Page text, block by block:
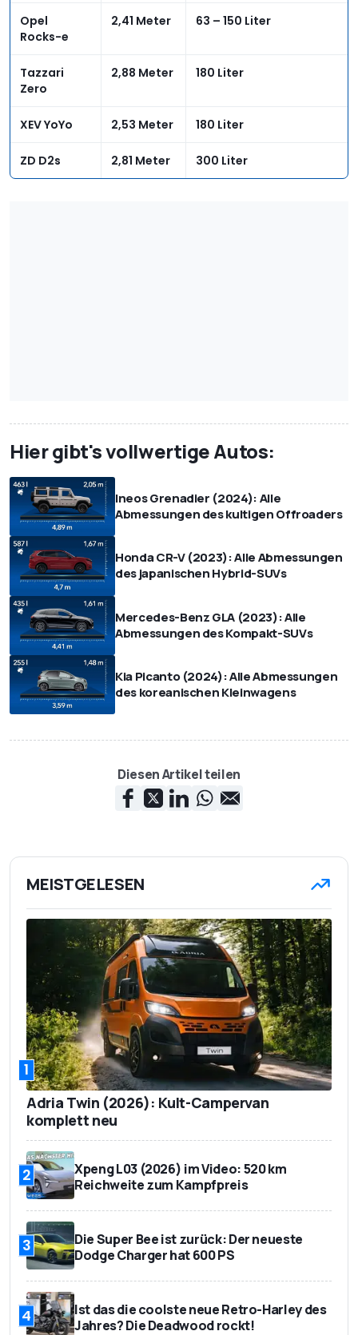
Opel
Rocks-e
2,41 Meter 63 – 150 Liter
Tazzari
Zero
2,88 Meter 180 Liter
XEV YoYo 2,53 Meter 180 Liter
ZD D2s 2,81 Meter 300 Liter
Hier gibt's vollwertige Autos:
Ineos Grenadier (2024): Alle
Abmessungen des kultigen Offroaders
Honda CR-V (2023): Alle Abmessungen
des japanischen Hybrid-SUVs
Mercedes-Benz GLA (2023): Alle
Abmessungen des Kompakt-SUVs
Kia Picanto (2024): Alle Abmessungen
des koreanischen Kleinwagens
Diesen Artikel teilen
MEISTGELESEN
1
Adria Twin (2026): Kult-Campervan
komplett neu
2
Xpeng L03 (2026) im Video: 520 km
Reichweite zum Kampfpreis
3
Die Super Bee ist zurück: Der neueste
Dodge Charger hat 600 PS
4
Ist das die coolste neue Retro-Harley des
Jahres? Die Deadwood rockt!